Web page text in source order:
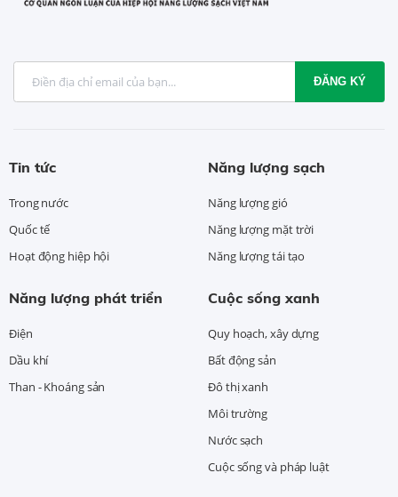
ĐĂNG KÝ
Tin tức
Trong nước
Quốc tế
Hoạt động hiệp hội
Năng lượng sạch
Năng lượng gió
Năng lượng mặt trời
Năng lượng tái tạo
Năng lượng phát triển
Điện
Dầu khí
Than - Khoáng sản
Cuộc sống xanh
Quy hoạch, xây dựng
Bất động sản
Đô thị xanh
Môi trường
Nước sạch
Cuộc sống và pháp luật